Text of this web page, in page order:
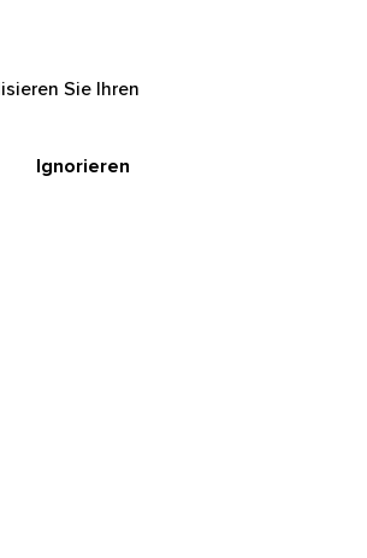
Sie Ihren
Ignorieren